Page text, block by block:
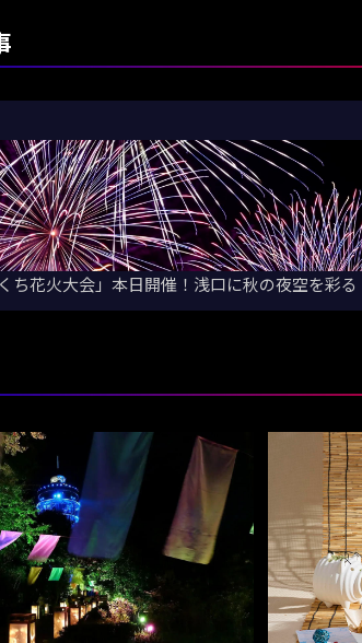
ち花火大会」本日開催！浅口に秋の夜空を彩る